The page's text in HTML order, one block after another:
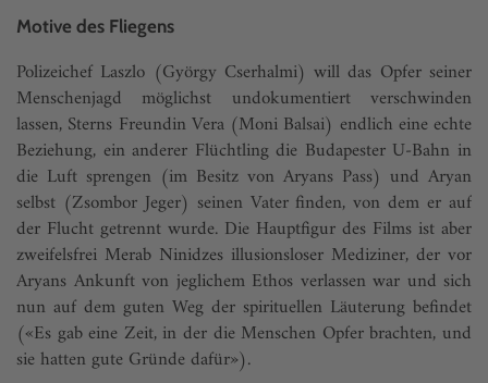
Motive des Fliegens
Polizeichef Laszlo (György Cserhalmi) will das Opfer seiner
Menschenjagd möglichst undokumentiert verschwinden
lassen, Sterns Freundin Vera (Moni Balsai) endlich eine echte
Beziehung, ein anderer Flüchtling die Budapester U-Bahn in
die Luft sprengen (im Besitz von Aryans Pass) und Aryan
selbst (Zsombor Jeger) seinen Vater finden, von dem er auf
der Flucht getrennt wurde. Die Hauptfigur des Films ist aber
zweifelsfrei Merab Ninidzes illusionsloser Mediziner, der vor
Aryans Ankunft von jeglichem Ethos verlassen war und sich
nun auf dem guten Weg der spiritu­ellen Läuterung befindet
(«Es gab eine Zeit, in der die Menschen Opfer brachten, und
sie hatten gute Gründe dafür»).